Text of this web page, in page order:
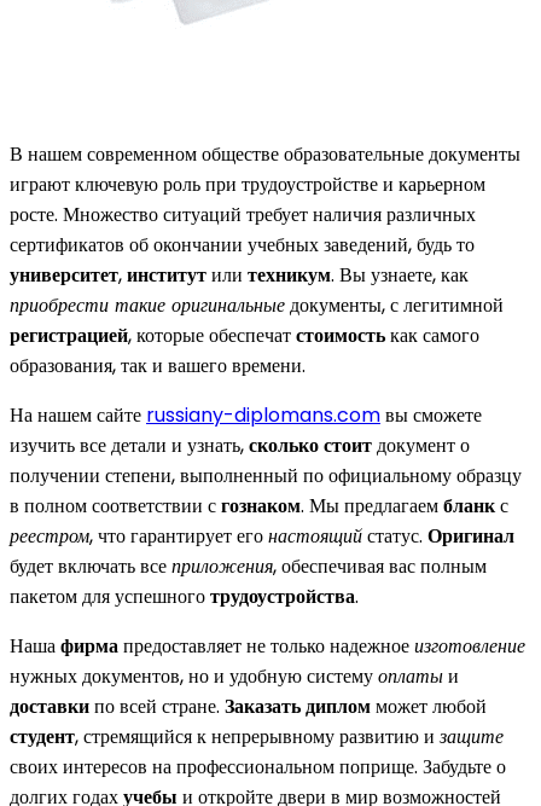
В нашем современном обществе образовательные документы
играют ключевую роль при трудоустройстве и карьерном
росте. Множество ситуаций требует наличия различных
сертификатов об окончании учебных заведений, будь то
университет,институтили техникум. Вы узнаете, как
приобрести такие оригинальныедокументы, с легитимной
регистрацией, которые обеспечатстоимостькак самого
образования, так и вашего времени.
На нашем сайте russiany-diplomans.comвы сможете
изучить все детали и узнать,сколько стоитдокумент о
получении степени, выполненный по официальному образцу
в полном соответствии сгознаком. Мы предлагаембланкс
реестром, что гарантирует егонастоящийстатус. Оригинал
будет включать всеприложения, обеспечивая вас полным
пакетом для успешноготрудоустройства.
Нашафирмапредоставляет не только надежноеизготовление
нужных документов, но и удобную системуоплатыи
доставкипо всей стране. Заказать дипломможет любой
студент, стремящийся к непрерывному развитию изащите
своих интересов на профессиональном поприще. Забудьте о
долгих годахучебы и откройте двери в мир возможностей